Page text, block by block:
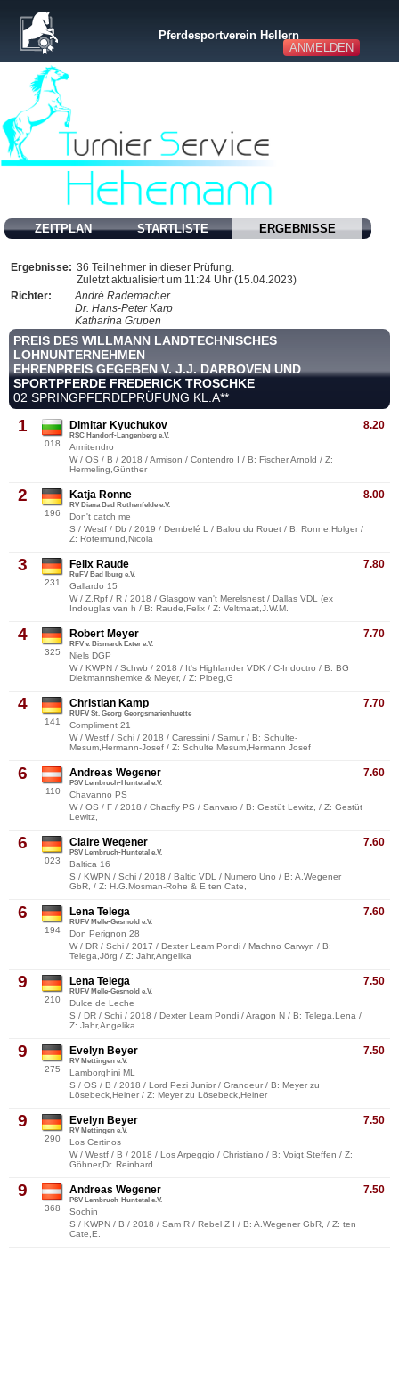
ANMELDEN
Pferdesportverein Hellern
ZEITPLAN STARTLISTE ERGEBNISSE
Ergebnisse: 36 Teilnehmer in dieser Prüfung.
Zuletzt aktualisiert um 11:24 Uhr (15.04.2023)
Richter:
André Rademacher
Dr. Hans-Peter Karp
Katharina Grupen
PREIS DES WILLMANN LANDTECHNISCHES
LOHNUNTERNEHMEN
EHRENPREIS GEGEBEN V. J.J. DARBOVEN UND
SPORTPFERDE FREDERICK TROSCHKE
02 SPRINGPFERDEPRÜFUNG KL.A**
1
018
8.20
Dimitar Kyuchukov
RSC Handorf-Langenberg e.V.
Armitendro
W / OS / B / 2018 / Armison / Contendro I / B: Fischer,Arnold / Z:
Hermeling,Günther
2
196
8.00
Katja Ronne
RV Diana Bad Rothenfelde e.V.
Don't catch me
S / Westf / Db / 2019 / Dembelé L / Balou du Rouet / B: Ronne,Holger /
Z: Rotermund,Nicola
3
231
7.80
Felix Raude
RuFV Bad Iburg e.V.
Gallardo 15
W / Z.Rpf / R / 2018 / Glasgow van't Merelsnest / Dallas VDL (ex
Indouglas van h / B: Raude,Felix / Z: Veltmaat,J.W.M.
4
325
7.70
Robert Meyer
RFV v. Bismarck Exter e.V.
Niels DGP
W / KWPN / Schwb / 2018 / It's Highlander VDK / C-Indoctro / B: BG
Diekmannshemke & Meyer, / Z: Ploeg,G
4
141
7.70
Christian Kamp
RUFV St. Georg Georgsmarienhuette
Compliment 21
W / Westf / Schi / 2018 / Caressini / Samur / B: Schulte-
Mesum,Hermann-Josef / Z: Schulte Mesum,Hermann Josef
6
110
7.60
Andreas Wegener
PSV Lembruch-Huntetal e.V.
Chavanno PS
W / OS / F / 2018 / Chacfly PS / Sanvaro / B: Gestüt Lewitz, / Z: Gestüt
Lewitz,
6
023
7.60
Claire Wegener
PSV Lembruch-Huntetal e.V.
Baltica 16
S / KWPN / Schi / 2018 / Baltic VDL / Numero Uno / B: A.Wegener
GbR, / Z: H.G.Mosman-Rohe & E ten Cate,
6
194
7.60
Lena Telega
RUFV Melle-Gesmold e.V.
Don Perignon 28
W / DR / Schi / 2017 / Dexter Leam Pondi / Machno Carwyn / B:
Telega,Jörg / Z: Jahr,Angelika
9
210
7.50
Lena Telega
RUFV Melle-Gesmold e.V.
Dulce de Leche
S / DR / Schi / 2018 / Dexter Leam Pondi / Aragon N / B: Telega,Lena /
Z: Jahr,Angelika
9
275
7.50
Evelyn Beyer
RV Mettingen e.V.
Lamborghini ML
S / OS / B / 2018 / Lord Pezi Junior / Grandeur / B: Meyer zu
Lösebeck,Heiner / Z: Meyer zu Lösebeck,Heiner
9
290
7.50
Evelyn Beyer
RV Mettingen e.V.
Los Certinos
W / Westf / B / 2018 / Los Arpeggio / Christiano / B: Voigt,Steffen / Z:
Göhner,Dr. Reinhard
9
368
7.50
Andreas Wegener
PSV Lembruch-Huntetal e.V.
Sochin
S / KWPN / B / 2018 / Sam R / Rebel Z I / B: A.Wegener GbR, / Z: ten
Cate,E.